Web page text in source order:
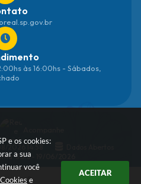
e os cookies:
a sua
você
e
ACEITAR
às 16:00hs - Sábados,
3.5.3 - 19/06/2026
2026 14:58